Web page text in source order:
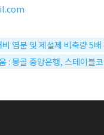
염분 및 제설제 비축량 5배
: 몽골 중앙은행, 스테이블